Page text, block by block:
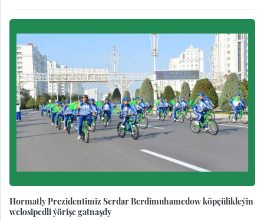
Hormatly Prezidentimiz Serdar Berdimuhamedow köpçülikleýin
welosipedli ýörişe gatnaşdy